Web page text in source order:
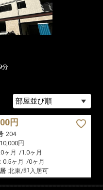
分
円
204
10,000円
ヶ月 /1.0ヶ月
0.5ヶ月 /0ヶ月
北東/即入居可